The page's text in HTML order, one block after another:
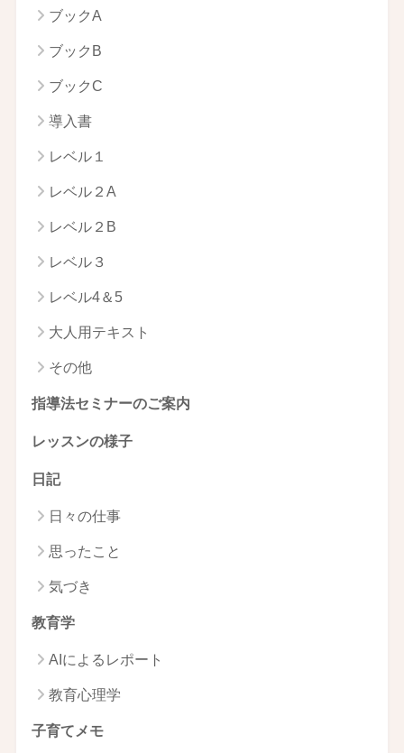
ブックA
ブックB
ブックC
導入書
レベル１
レベル２A
レベル２B
レベル３
レベル4＆5
大人用テキスト
その他
指導法セミナーのご案内
レッスンの様子
日記
日々の仕事
思ったこと
気づき
教育学
AIによるレポート
教育心理学
子育てメモ